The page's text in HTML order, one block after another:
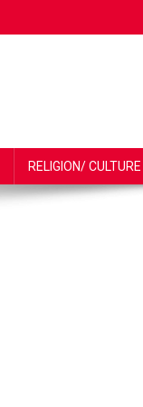
RELIGION/ CULTURE